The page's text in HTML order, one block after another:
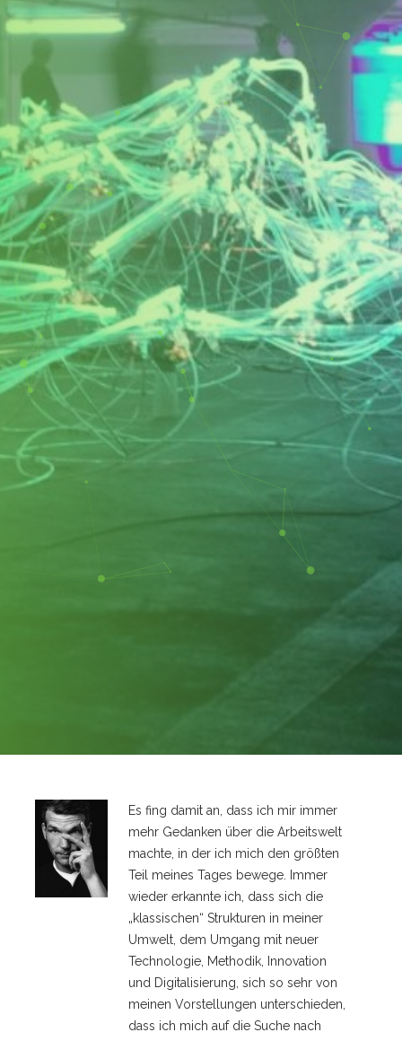
Es fing damit an, dass ich mir immer
mehr Gedanken über die Arbeitswelt
machte, in der ich mich den größten
Teil meines Tages bewege. Immer
wieder erkannte ich, dass sich die
„klassischen“ Strukturen in meiner
Umwelt, dem Umgang mit neuer
Technologie, Methodik, Innovation
und Digitalisierung, sich so sehr von
meinen Vorstellungen unterschieden,
dass ich mich auf die Suche nach